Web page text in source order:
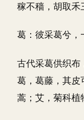
稼不穑，胡取禾
葛：彼采葛兮，
古代采葛供织布
葛，葛藤，其皮
蒿；艾，菊科植